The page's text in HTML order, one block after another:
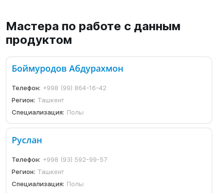
Мастера по работе с данным
продуктом
Боймуродов Абдурахмон
Телефон: +998 (99) 864-16-42
Регион: Ташкент
Специализация: Полы
Руслан
Телефон: +998 (93) 592-99-57
Регион: Ташкент
Специализация: Полы